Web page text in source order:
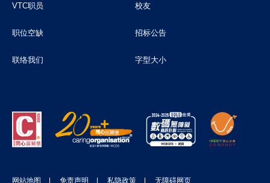
VTC职员 校友
职位空缺 招标公告
联络我们 字型大小
网站地图 免责声明 私隐政策 无障碍网页